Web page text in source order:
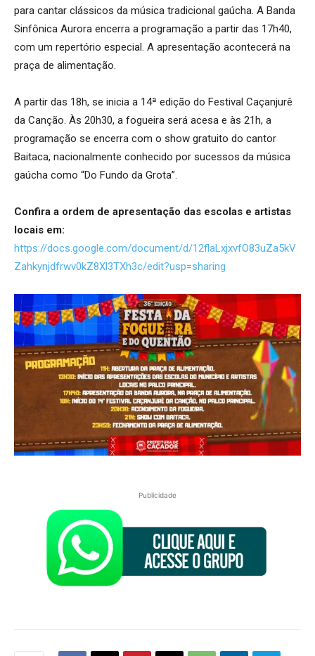
para cantar clássicos da música tradicional gaúcha. A Banda
Sinfônica Aurora encerra a programação a partir das 17h40,
com um repertório especial. A apresentação acontecerá na
praça de alimentação.
A partir das 18h, se inicia a 14ª edição do Festival Caçanjurê
da Canção. Às 20h30, a fogueira será acesa e às 21h, a
programação se encerra com o show gratuito do cantor
Baitaca, nacionalmente conhecido por sucessos da música
gaúcha como “Do Fundo da Grota”.
Confira a ordem de apresentação das escolas e artistas
locais em:
https://docs.google.com/document/d/12flaLxjxvfO83uZa5kV
Zahkynjdfrwv0kZ8Xl3TXh3c/edit?usp=sharing
Publicidade